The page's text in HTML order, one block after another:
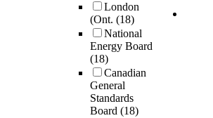
London
(Ont. (18)
National
Energy Board
(18)
Canadian
General
Standards
Board (18)